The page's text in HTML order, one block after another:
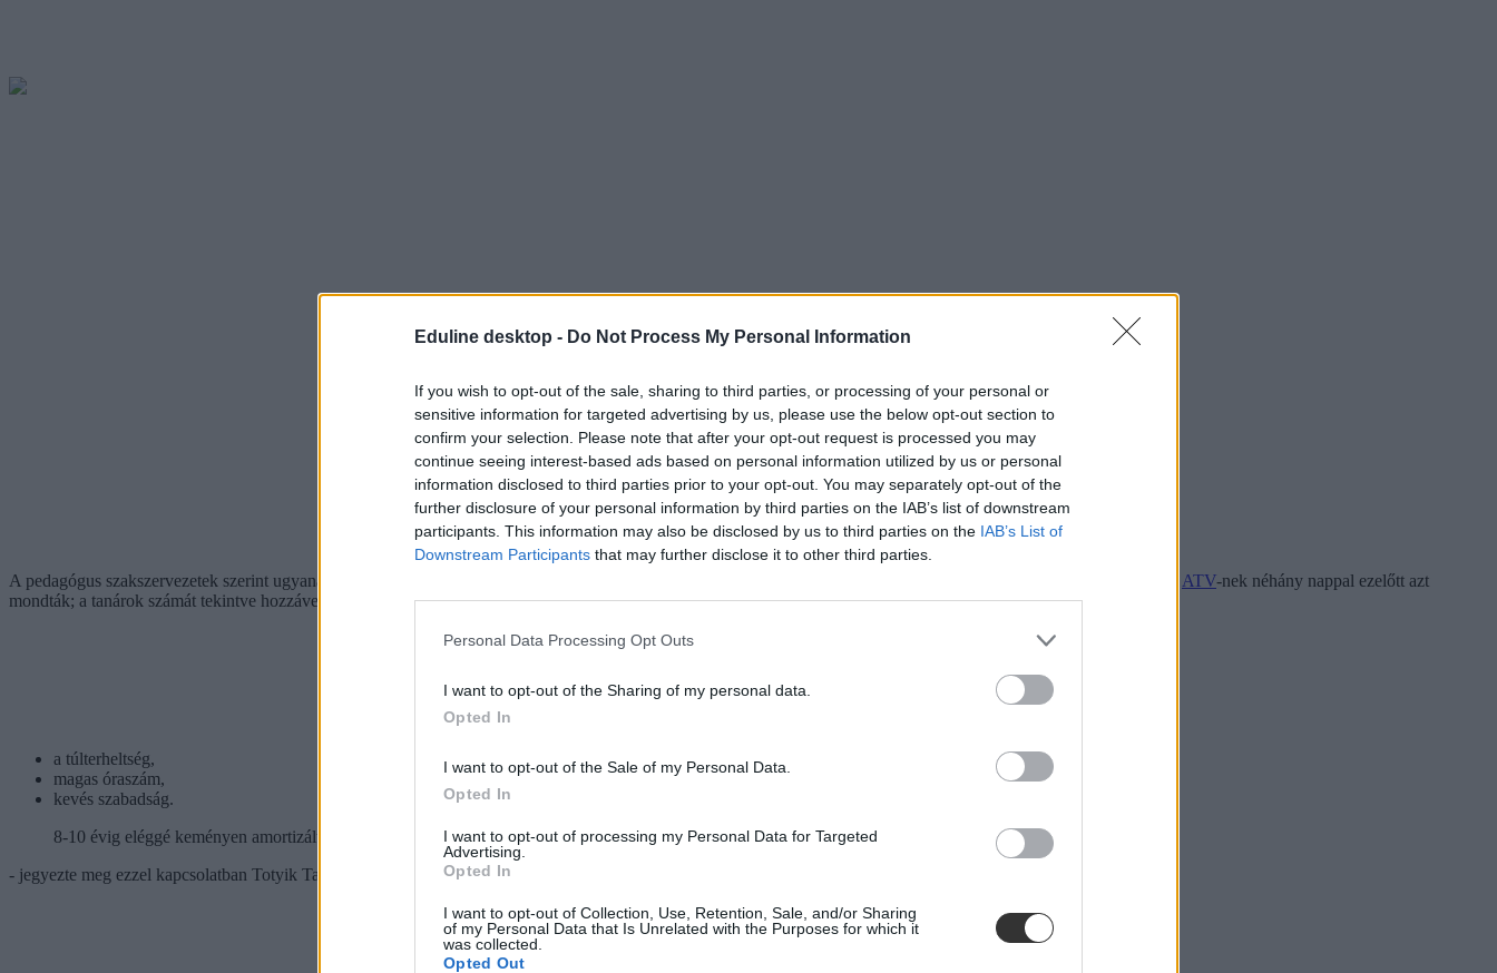
Eduline desktop - Do Not Process My Personal Information
If you wish to opt-out of the sale, sharing to third parties, or processing of your personal or
sensitive information for targeted advertising by us, please use the below opt-out section to
confirm your selection. Please note that after your opt-out request is processed you may
continue seeing interest-based ads based on personal information utilized by us or personal
information disclosed to third parties prior to your opt-out. You may separately opt-out of the
further disclosure of your personal information by third parties on the IAB’s list of downstream
participants. This information may also be disclosed by us to third parties on the IAB’s List of
Downstream Participants that may further disclose it to other third parties.
Personal Data Processing Opt Outs
I want to opt-out of the Sharing of my personal data.
Opted In
I want to opt-out of the Sale of my Personal Data.
Opted In
I want to opt-out of processing my Personal Data for Targeted
Advertising.
Opted In
I want to opt-out of Collection, Use, Retention, Sale, and/or Sharing
of my Personal Data that Is Unrelated with the Purposes for which it
was collected.
Opted Out
A pedagógus szakszervezetek szerint ugyanakkor valójában sokkal több pedagógus hiányzik a rendszerből, mint amennyi a meghirdetett álláshirdetésekben látható. Az ATV-nek néhány nappal ezelőtt azt
mondták; a tanárok számát tekintve hozzávetőlegesen körülbelül 16 ezer fő hiányzik az oktatásból. Ennek okai között szerepel
a túlterheltség,
magas óraszám,
kevés szabadság.
8-10 évig eléggé keményen amortizálták a pedagóguspályát a kormány részéről
- jegyezte meg ezzel kapcsolatban Totyik Tamás, a Pedagógusok Szakszervezetének elnöke.